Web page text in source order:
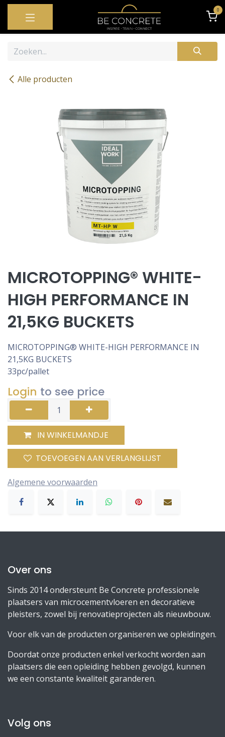
OVERSLAAN NAAR INHOUD 0
Alle producten
MICROTOPPING® WHITE-
HIGH PERFORMANCE IN
21,5KG BUCKETS
MICROTOPPING® WHITE-HIGH PERFORMANCE IN
21,5KG BUCKETS
33pc/pallet
Login to see price
IN WINKELMANDJE
TOEVOEGEN AAN VERLANGLIJST
Algemene voorwaarden
Over ons
Sinds 2014 ondersteunt Be Concrete professionele
plaatsers van microcementvloeren en decoratieve
pleisters, zowel bij renovatieprojecten als nieuwbouw.
Voor elk van de producten organiseren we opleidingen.
Doordat onze producten enkel verkocht worden aan
plaatsers die een opleiding hebben gevolgd, kunnen
we een constante kwaliteit garanderen.
Volg ons